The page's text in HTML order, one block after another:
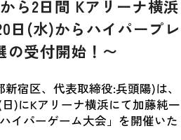
ら2日間 Kアリーナ横浜
日(水)からハイパープレ
の受付開始！〜
宿区、代表取締役:兵頭陽)は、
日)にKアリーナ横浜にて加藤純一
イパーゲーム大会」を開催いた